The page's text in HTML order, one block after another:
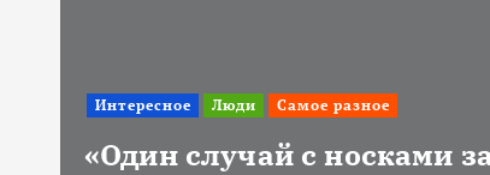
Интересное Люди Самое разное
«Один случай с носками